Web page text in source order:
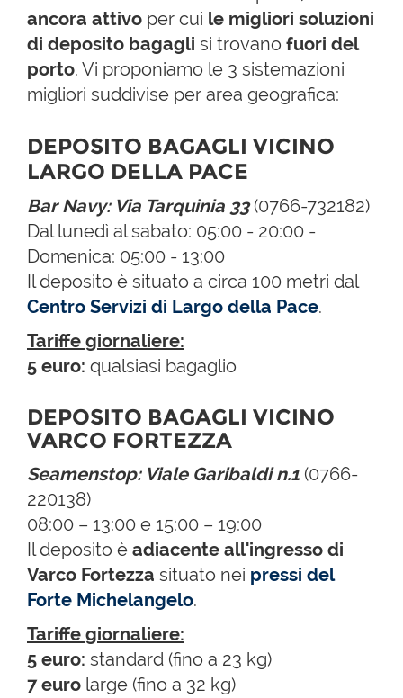
ancora attivo per cui le migliori soluzioni
di deposito bagagli si trovano fuori del
porto. Vi proponiamo le 3 sistemazioni
migliori suddivise per area geografica:
DEPOSITO BAGAGLI VICINO
LARGO DELLA PACE
Bar Navy: Via Tarquinia 33(0766-732182)
Dal lunedì al sabato: 05:00 - 20:00 -
Domenica: 05:00 - 13:00
Il deposito è situato a circa 100 metri dal
Centro Servizi di Largo della Pace.
Tariffe giornaliere:
5 euro: qualsiasi bagaglio
DEPOSITO BAGAGLI VICINO
VARCO FORTEZZA
Seamenstop: Viale Garibaldi n.1 (0766-
220138)
08:00 – 13:00 e 15:00 – 19:00
Il deposito è adiacente all'ingresso di
Varco Fortezza situato nei pressi del
Forte Michelangelo.
Tariffe giornaliere:
5 euro: standard (fino a 23 kg)
​7 euro large (fino a 32 kg)